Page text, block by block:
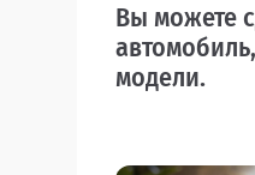
Вы можете
модели.